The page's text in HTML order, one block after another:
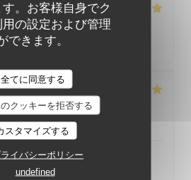
。お客様自身でク
用の設定および管理
できます。
全てに同意する
クッキーを拒否する
スタマイズする
イバシーポリシー
undefined
ト 3
5/5 メニュー
ト 4
5/5 メニュー: 5/5